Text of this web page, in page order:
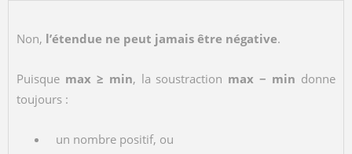
Non, l’étendue ne peut jamais être négative.
Puisque max ≥ min, la soustraction max − min donne
toujours :
un nombre positif, ou